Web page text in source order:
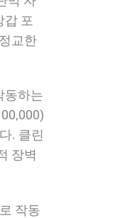
갑 포
교한
동하는
. 클린
장벽
작동